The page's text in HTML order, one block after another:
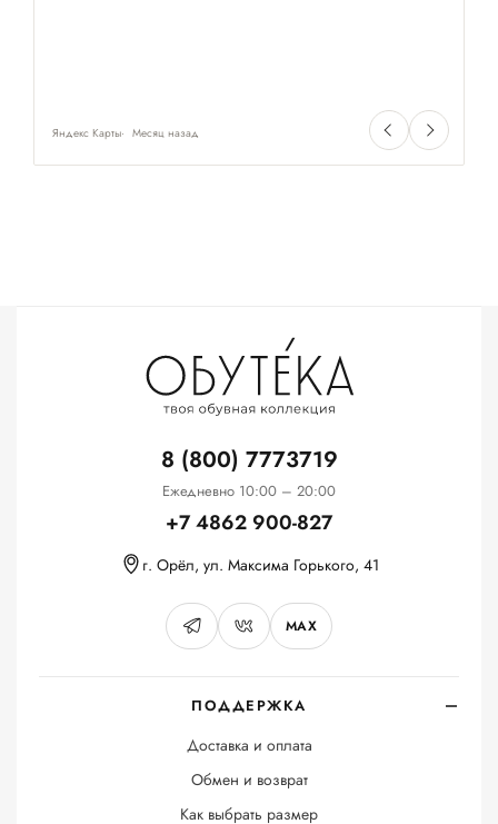
Яндекс Карты Месяц назад
ПОДДЕРЖКА
Доставка и оплата
Обмен и возврат
Как выбрать размер
8 (800) 7773719
Ежедневно 10:00 – 20:00
+7 4862 900-827
г. Орёл, ул. Максима Горького, 41
MAX